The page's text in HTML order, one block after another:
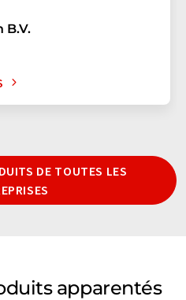
B.V.
DE TOUTES LES
apparentés